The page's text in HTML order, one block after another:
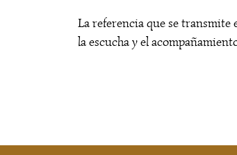
La referencia que se transmite
la escucha y el